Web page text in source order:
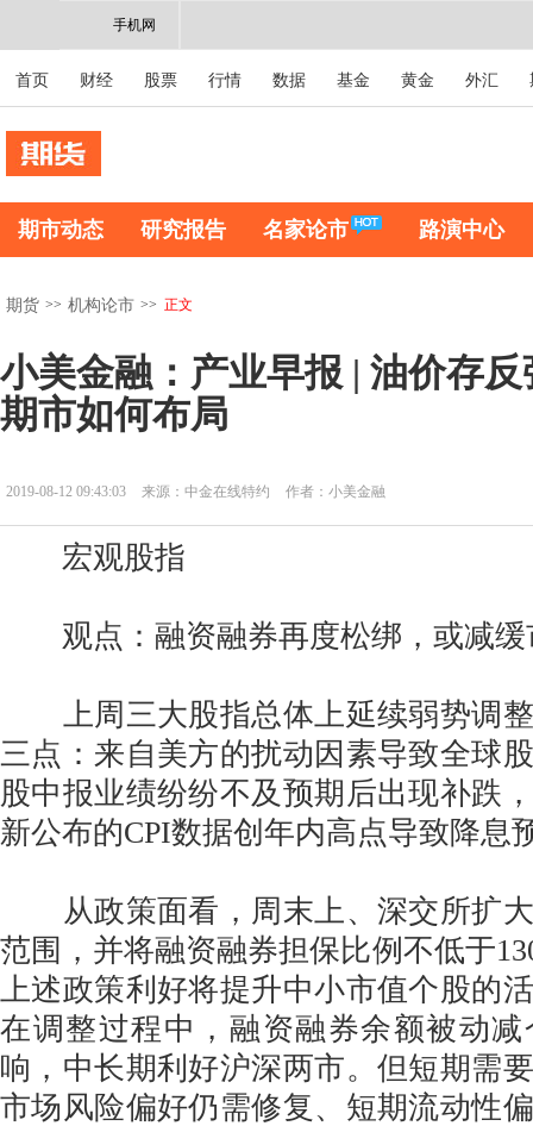
手机网
首页 财经 股票 行情 数据 基金 黄金 外汇
期市动态 研究报告 名家论市 路演中心
期货 >> 机构论市 >> 正文
小美金融：产业早报 | 油价存
期市如何布局
2019-08-12 09:43:03 来源：中金在线特约 作者：小美金融
宏观股指
观点：融资融券再度松绑，或减缓
上周三大股指总体上延续弱势调整
三点：来自美方的扰动因素导致全球
股中报业绩纷纷不及预期后出现补跌
新公布的CPI数据创年内高点导致降息
从政策面看，周末上、深交所扩大
范围，并将融资融券担保比例不低于
上述政策利好将提升中小市值个股的
在调整过程中，融资融券余额被动
响，中长期利好沪深两市。但短期需
市场风险偏好仍需修复、短期流动性